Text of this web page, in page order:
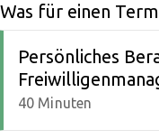
Was für einen
Persönliches
40 Minuten